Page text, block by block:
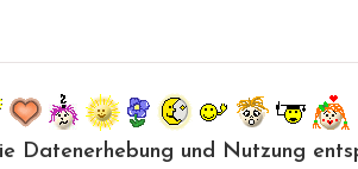
Datenerhebung und Nutzung